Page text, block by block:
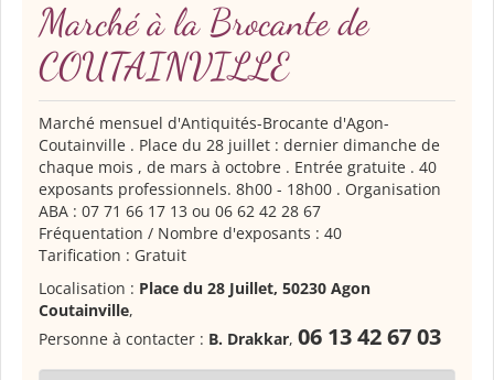
Marché à la Brocante de
COUTAINVILLE
Marché mensuel d'Antiquités-Brocante d'Agon-
Coutainville . Place du 28 juillet : dernier dimanche de
chaque mois , de mars à octobre . Entrée gratuite . 40
exposants professionnels. 8h00 - 18h00 . Organisation
ABA : 07 71 66 17 13 ou 06 62 42 28 67
Fréquentation / Nombre d'exposants : 40
Tarification : Gratuit
Localisation : Place du 28 Juillet, 50230 Agon
Coutainville,
Personne à contacter : B. Drakkar, 06 13 42 67 03